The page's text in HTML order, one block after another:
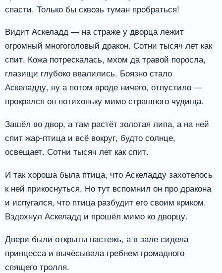
спасти. Только бы сквозь туман пробраться!
Видит Аскеладд — на страже у дворца лежит
огромный многоголовый дракон. Сотни тысяч лет как
спит. Кожа потрескалась, мхом да травой поросла,
глазищи глубоко ввалились. Боязно стало
Аскеладду, ну а потом вроде ничего, отпустило —
прокрался он потихоньку мимо страшного чудища.
Зашёл во двор, а там растёт золотая липа, а на ней
спит жар-птица и всё вокруг, будто солнце,
освещает. Сотни тысяч лет как спит.
И так хороша была птица, что Аскеладду захотелось
к ней прикоснуться. Но тут вспомнил он про дракона
и испугался, что птица разбудит его своим криком.
Вздохнул Аскеладд и прошёл мимо ко дворцу.
Двери были открыты настежь, а в зале сидела
принцесса и вычёсывала гребнем громадного
спящего тролля.